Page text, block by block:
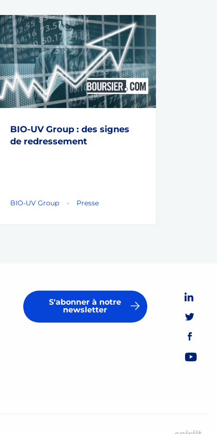
BIO-UV Group : des signes
de redressement
BIO-UV Group Presse
S'abonner à notre
newsletter